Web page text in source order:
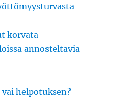
korvata
annosteltavia
helpotuksen?